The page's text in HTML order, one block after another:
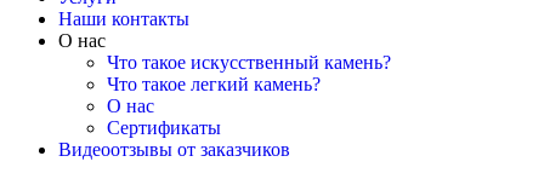
Наши контакты
О нас
Что такое искусственный камень?
Что такое легкий камень?
О нас
Сертификаты
Видеоотзывы от заказчиков